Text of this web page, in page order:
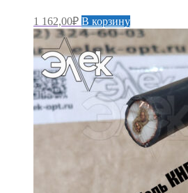
1 162,00₽ В корзину